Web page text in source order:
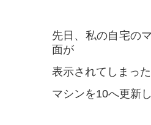
先日、私の自宅の
面が
表示されてしまっ
マシンを10へ更新